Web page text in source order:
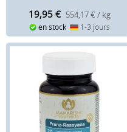
19,95 € 554,17 € / kg
en stock 1-3 jours